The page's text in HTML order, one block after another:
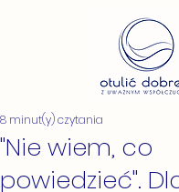
"Nie wiem, co
powiedzieć".
8 minut(y) czytania